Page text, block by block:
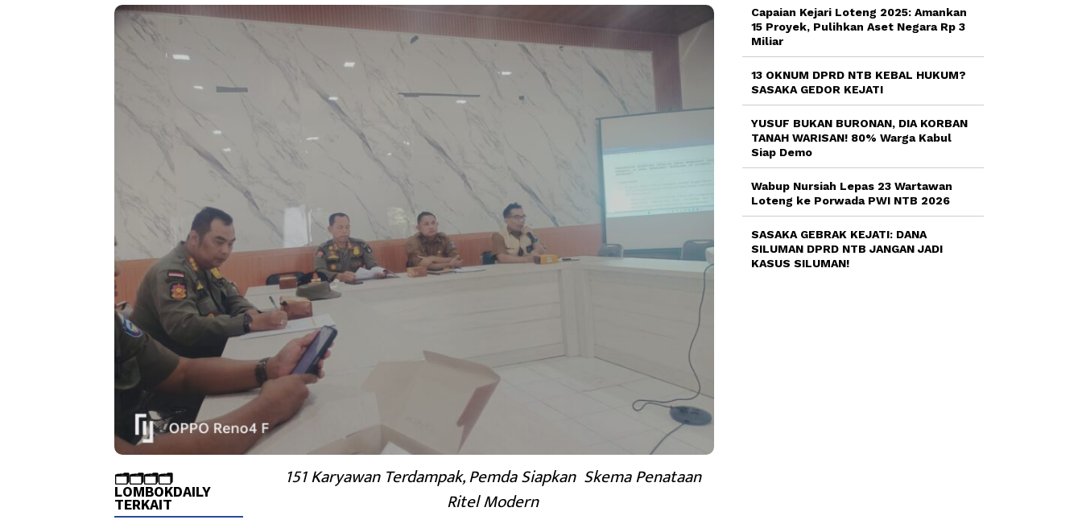
151 Karyawan Terdampak, Pemda Siapkan Skema Penataan
Ritel Modern
🗂️🗂️🗂️🗂️
LOMBOKDAILY
TERKAIT
Capaian Kejari Loteng 2025: Amankan
15 Proyek, Pulihkan Aset Negara Rp 3
Miliar
13 OKNUM DPRD NTB KEBAL HUKUM?
SASAKA GEDOR KEJATI
YUSUF BUKAN BURONAN, DIA KORBAN
TANAH WARISAN! 80% Warga Kabul
Siap Demo
Wabup Nursiah Lepas 23 Wartawan
Loteng ke Porwada PWI NTB 2026
SASAKA GEBRAK KEJATI: DANA
SILUMAN DPRD NTB JANGAN JADI
KASUS SILUMAN!